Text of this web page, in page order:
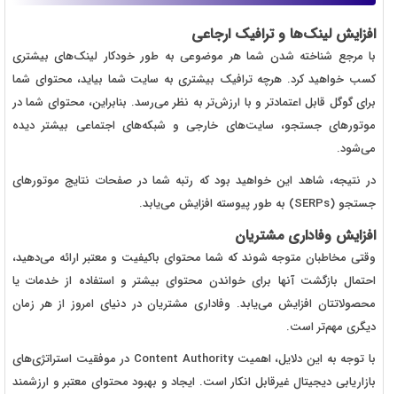
افزایش لینک‌ها و ترافیک ارجاعی
با مرجع شناخته شدن شما هر موضوعی به طور خودکار لینک‌های بیشتری
کسب خواهید کرد. هرچه ترافیک بیشتری به سایت شما بیاید، محتوای شما
برای گوگل قابل اعتمادتر و با ارزش‌تر به نظر می‌رسد. بنابراین، محتوای شما در
موتورهای جستجو، سایت‌های خارجی و شبکه‌های اجتماعی بیشتر دیده
می‌شود.
در نتیجه، شاهد این خواهید بود که رتبه شما در صفحات نتایج موتورهای
جستجو (SERPs) به طور پیوسته افزایش می‌یابد.
افزایش وفاداری مشتریان
وقتی مخاطبان متوجه شوند که شما محتوای باکیفیت و معتبر ارائه می‌دهید،
احتمال بازگشت آنها برای خواندن محتوای بیشتر و استفاده از خدمات یا
محصولاتتان افزایش می‌یابد. وفاداری مشتریان در دنیای امروز از هر زمان
دیگری مهم‌تر است.
با توجه به این دلایل، اهمیت Content Authority
در موفقیت استراتژی‌های
بازاریابی دیجیتال غیرقابل انکار است. ایجاد و بهبود محتوای معتبر و ارزشمند